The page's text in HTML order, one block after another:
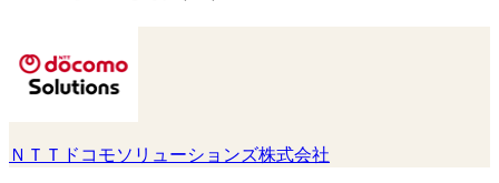
ＮＴＴドコモソリューションズ株式会社